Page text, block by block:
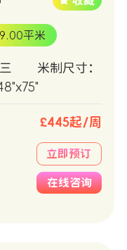
平米
米制尺寸：
£445起/周
立即预订
在线咨询